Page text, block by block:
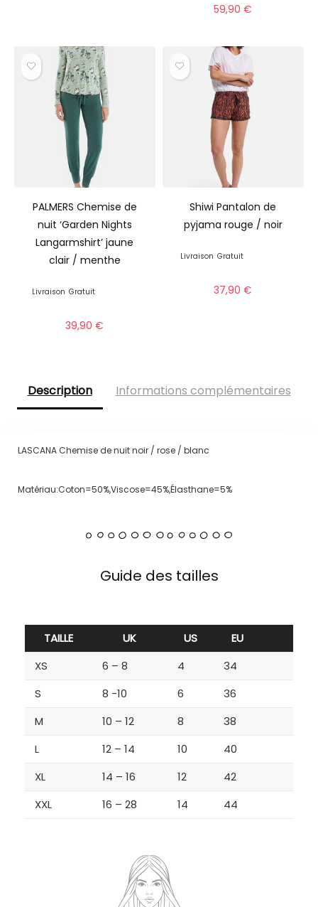
59,90€
PALMERS Chemise de
nuit ‘Garden Nights
Langarmshirt’ jaune
clair / menthe
Livraison Gratuit
39,90€
Shiwi Pantalon de
pyjama rouge / noir
Livraison Gratuit
37,90€
Description Informations complémentaires
LASCANA Chemise de nuit noir / rose / blanc
Matériau:Coton=50%,Viscose=45%,Élasthane=5%
Guide des tailles
TAILLE UK US
EU
XS
6 – 8 4
34
S
8 -10 6
36
M
10 – 12 8
38
L
12 – 14 10
40
XL
14 – 16 12
42
XXL
16 – 28 14 44